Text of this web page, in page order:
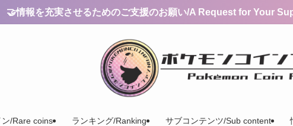
🤝情報を充実させるためのご支援のお願い/A Request for Your
ン/Rare coins ランキング/Ranking サブコンテンツ/Sub content